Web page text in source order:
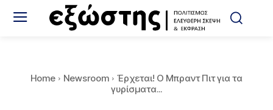
Home Newsroom
Έρχεται! Ο Μπραντ Πιτ για τα
γυρίσματα...